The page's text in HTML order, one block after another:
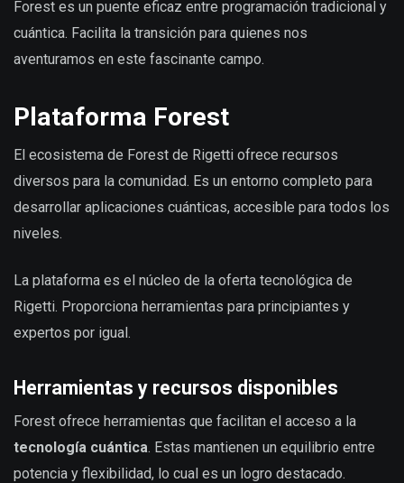
Forest es un puente eficaz entre programación tradicional y
cuántica. Facilita la transición para quienes nos
aventuramos en este fascinante campo.
Plataforma Forest
El ecosistema de Forest de Rigetti ofrece recursos
diversos para la comunidad. Es un entorno completo para
desarrollar aplicaciones cuánticas, accesible para todos los
niveles.
La plataforma es el núcleo de la oferta tecnológica de
Rigetti. Proporciona herramientas para principiantes y
expertos por igual.
Herramientas y recursos disponibles
Forest ofrece herramientas que facilitan el acceso a la
tecnología cuántica. Estas mantienen un equilibrio entre
potencia y flexibilidad, lo cual es un logro destacado.